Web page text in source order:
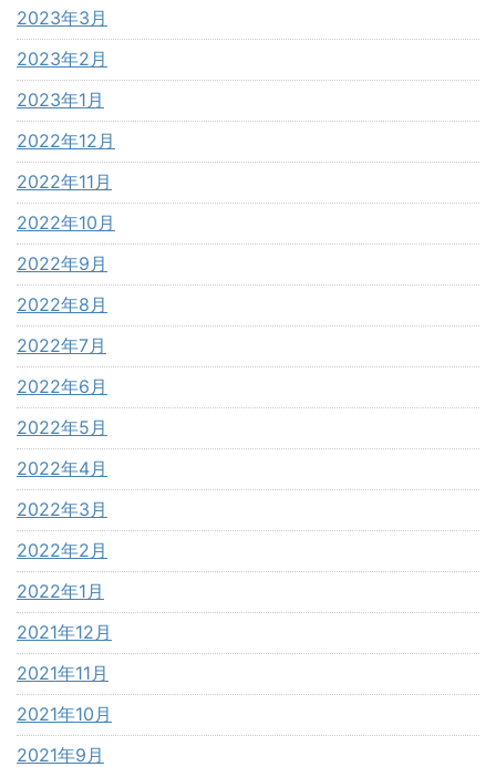
2023年3月
2023年2月
2023年1月
2022年12月
2022年11月
2022年10月
2022年9月
2022年8月
2022年7月
2022年6月
2022年5月
2022年4月
2022年3月
2022年2月
2022年1月
2021年12月
2021年11月
2021年10月
2021年9月